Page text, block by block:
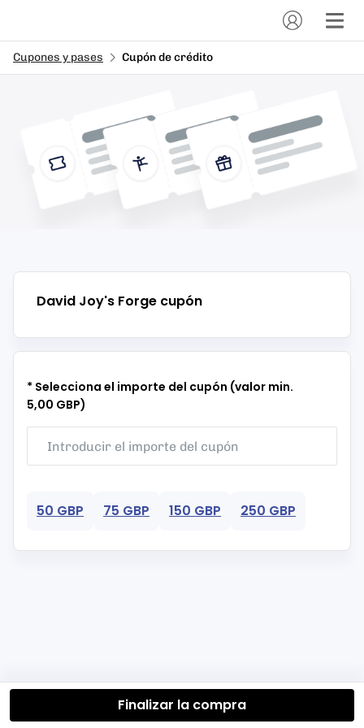
Cupones y pases Cupón de crédito
David Joy's Forge cupón
* Selecciona el importe del cupón (valor min.
5,00 GBP)
50 GBP 75 GBP 150 GBP 250 GBP
Finalizar la compra